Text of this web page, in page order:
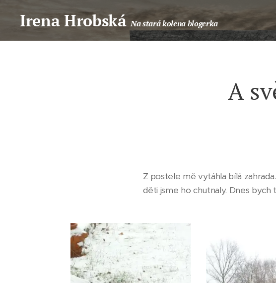
Irena HrobskáNa stará kolena blogerka
A
Z postele mě vytáhla bílá
děti jsme ho chutnaly. Dnes bych